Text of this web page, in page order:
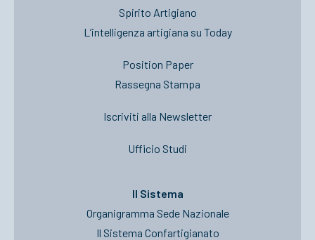
Spirito Artigiano
L’intelligenza artigiana su Today
Position Paper
Rassegna Stampa
Iscriviti alla Newsletter
Ufficio Studi
Il Sistema
Organigramma Sede Nazionale
Il Sistema Confartigianato